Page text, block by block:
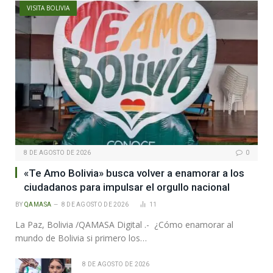
VISITA BOLIVIA
8 DE AGOSTO DE 2026 0
«Te Amo Bolivia» busca volver a enamorar a los
ciudadanos para impulsar el orgullo nacional
BY QAMASA 8 DE AGOSTO DE 2026 11
La Paz, Bolivia /QAMASA Digital .- ¿Cómo enamorar al
mundo de Bolivia si primero los…
8 DE AGOSTO DE 2026